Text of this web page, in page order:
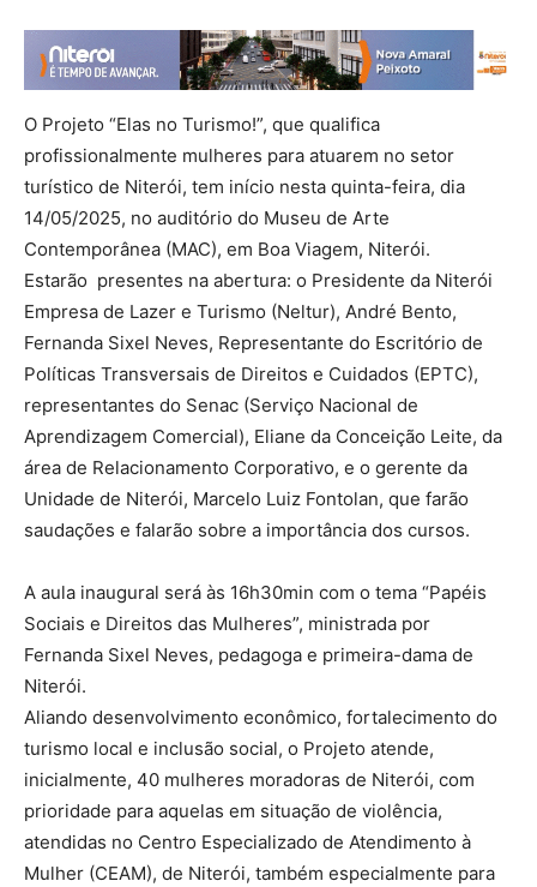
O Projeto “Elas no Turismo!”, que qualifica
profissionalmente mulheres para atuarem no setor
turístico de Niterói, tem início nesta quinta-feira, dia
14/05/2025, no auditório do Museu de Arte
Contemporânea (MAC), em Boa Viagem, Niterói.
Estarão presentes na abertura: o Presidente da Niterói
Empresa de Lazer e Turismo (Neltur), André Bento,
Fernanda Sixel Neves, Representante do Escritório de
Políticas Transversais de Direitos e Cuidados (EPTC),
representantes do Senac (Serviço Nacional de
Aprendizagem Comercial), Eliane da Conceição Leite, da
área de Relacionamento Corporativo, e o gerente da
Unidade de Niterói, Marcelo Luiz Fontolan, que farão
saudações e falarão sobre a importância dos cursos.
A aula inaugural será às 16h30min com o tema “Papéis
Sociais e Direitos das Mulheres”, ministrada por
Fernanda Sixel Neves, pedagoga e primeira-dama de
Niterói.
Aliando desenvolvimento econômico, fortalecimento do
turismo local e inclusão social, o Projeto atende,
inicialmente, 40 mulheres moradoras de Niterói, com
prioridade para aquelas em situação de violência,
atendidas no Centro Especializado de Atendimento à
Mulher (CEAM), de Niterói, também especialmente para